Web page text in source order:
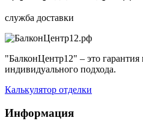
служба доставки
"БалконЦентр12" – это гарантия
индивидуального подхода.
Калькулятор отделки
Информация